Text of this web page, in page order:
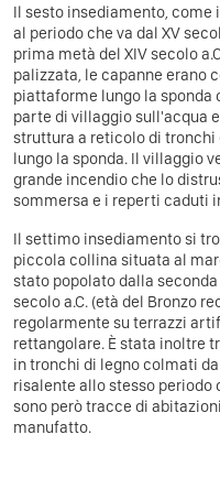
Il sesto insediamento,
al periodo che va dal XV
prima metà del XIV secolo
palizzata, le capanne erano
piattaforme lungo la sponda
parte di villaggio sull'acqua
struttura a reticolo di tronchi
lungo la sponda. Il villaggio
grande incendio che lo
sommersa e i reperti caduti
Il settimo insediamento si
piccola collina situata al
stato popolato dalla seconda
secolo a.C. (età del Bronzo
regolarmente su terrazzi
rettangolare. È stata inoltre
in tronchi di legno colmati
risalente allo stesso periodo
sono però tracce di
manufatto.